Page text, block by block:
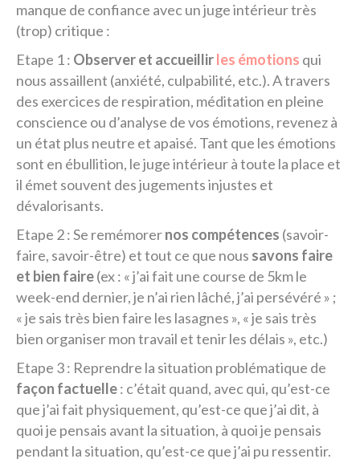
manque de confiance avec un juge intérieur très
(trop) critique :
Etape 1 : Observer et accueillirles émotions qui
nous assaillent (anxiété, culpabilité, etc.). A travers
des exercices de respiration, méditation en pleine
conscience ou d’analyse de vos émotions, revenez à
un état plus neutre et apaisé. Tant que les émotions
sont en ébullition, le juge intérieur à toute la place et
il émet souvent des jugements injustes et
dévalorisants.
Etape 2 : Se remémorernos compétences (savoir-
faire, savoir-être) et tout ce que nous savons faire
et bien faire(ex : « j’ai fait une course de 5km le
week-end dernier, je n’ai rien lâché, j’ai persévéré » ;
« je sais très bien faire les lasagnes », « je sais très
bien organiser mon travail et tenir les délais », etc.)
Etape 3 : Reprendre la situation problématique de
façon factuelle: c’était quand, avec qui, qu’est-ce
que j’ai fait physiquement, qu’est-ce que j’ai dit, à
quoi je pensais avant la situation, à quoi je pensais
pendant la situation, qu’est-ce que j’ai pu ressentir.